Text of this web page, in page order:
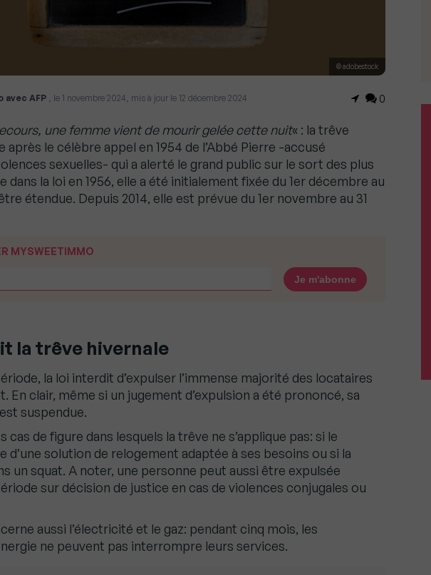
© adobestock
avec AFP , le 1 novembre 2024, mis à jour le 12 décembre 2024 0
une femme vient de mourir gelée cette nuit« : la trêve
après le célèbre appel en 1954 de l’Abbé Pierre -accusé
sexuelles- qui a alerté le grand public sur le sort des plus
dans la loi en 1956, elle a été initialement fixée du 1er décembre au
étendue. Depuis 2014, elle est prévue du 1er novembre au 31
MYSWEETIMMO
la trêve hivernale
la loi interdit d’expulser l’immense majorité des locataires
En clair, même si un jugement d’expulsion a été prononcé, sa
suspendue.
cas de figure dans lesquels la trêve ne s’applique pas: si le
d’une solution de relogement adaptée à ses besoins ou si la
un squat. A noter, une personne peut aussi être expulsée
sur décision de justice en cas de violences conjugales ou
aussi l’électricité et le gaz: pendant cinq mois, les
ne peuvent pas interrompre leurs services.